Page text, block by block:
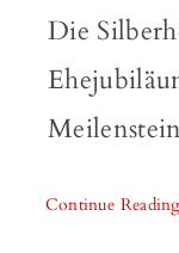
Die
Continue Reading